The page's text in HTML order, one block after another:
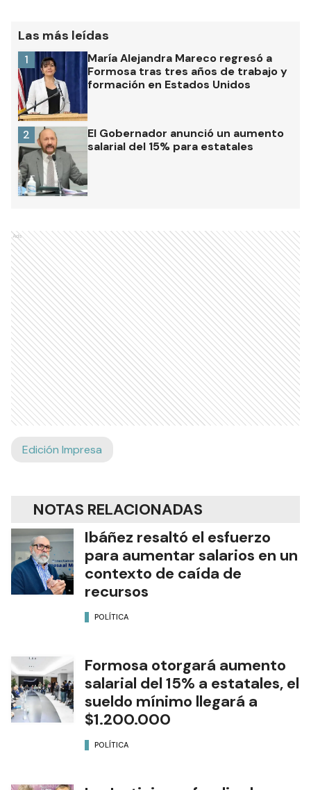
Las más leídas
María Alejandra Mareco regresó a
Formosa tras tres años de trabajo y
formación en Estados Unidos
1
El Gobernador anunció un aumento
salarial del 15% para estatales
2
Ads
Edición Impresa
NOTAS RELACIONADAS
Ibáñez resaltó el esfuerzo
para aumentar salarios en un
contexto de caída de
recursos
POLÍTICA
Formosa otorgará aumento
salarial del 15% a estatales, el
sueldo mínimo llegará a
$1.200.000
POLÍTICA